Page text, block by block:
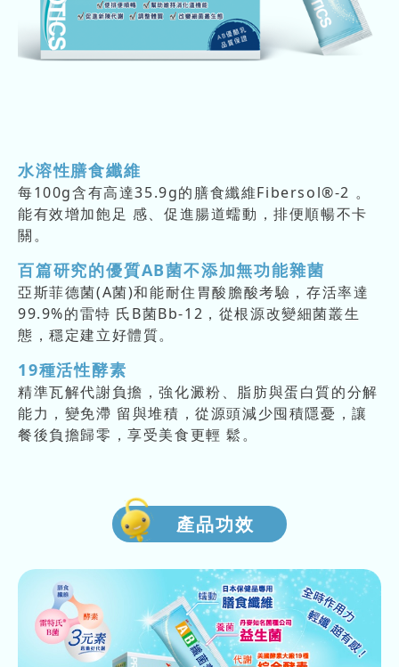
水溶性膳食纖維
每100g含有高達35.9g的膳食纖維Fibersol®-2 。
能有效增加飽足 感、促進腸道蠕動，排便順暢不卡
關。
百篇研究的優質AB菌不添加無功能雜菌
亞斯菲德菌(A菌)和能耐住胃酸膽酸考驗，存活率達
99.9%的雷特 氏B菌Bb-12，從根源改變細菌叢生
態，穩定建立好體質。
19種活性酵素
精準瓦解代謝負擔，強化澱粉、脂肪與蛋白質的分解
能力，變免滯 留與堆積，從源頭減少囤積隱憂，讓
餐後負擔歸零，享受美食更輕 鬆。
產品功效